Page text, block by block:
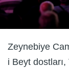
Zeynebiye
i Beyt